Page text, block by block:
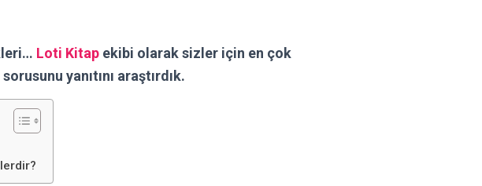
Loti Kitap ekibi olarak sizler için en çok
yanıtını araştırdık.